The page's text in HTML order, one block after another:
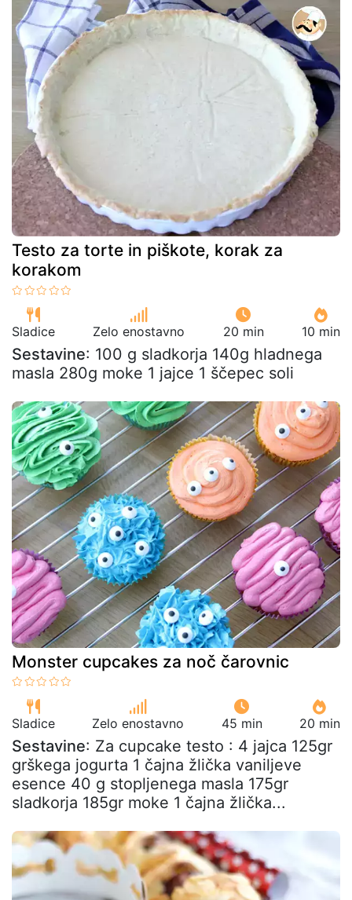
Testo za torte in piškote, korak za
korakom
Sladice Zelo enostavno 20 min 10 min
Sestavine: 100 g sladkorja 140g hladnega
masla 280g moke 1 jajce 1 ščepec soli
Monster cupcakes za noč čarovnic
Sladice Zelo enostavno 45 min 20 min
Sestavine: Za cupcake testo : 4 jajca 125gr
grškega jogurta 1 čajna žlička vaniljeve
esence 40 g stopljenega masla 175gr
sladkorja 185gr moke 1 čajna žlička...